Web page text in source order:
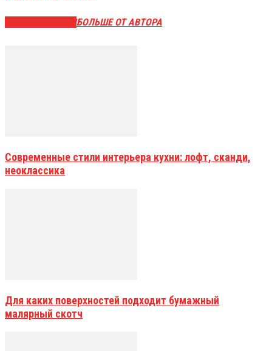
БОЛЬШЕ ОТ АВТОРА
Современные стили интерьера кухни: лофт, сканди,
неоклассика
Для каких поверхностей подходит бумажный
малярный скотч